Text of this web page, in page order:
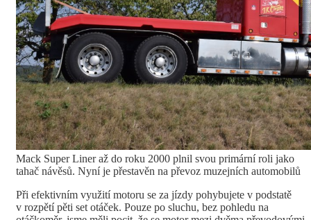
Mack Super Liner až do roku 2000 plnil svou primární roli jako
tahač návěsů. Nyní je přestavěn na převoz muzejních automobilů
Při efektivním využití motoru se za jízdy pohybujete v podstatě
v rozpětí pěti set otáček. Pouze po sluchu, bez pohledu na